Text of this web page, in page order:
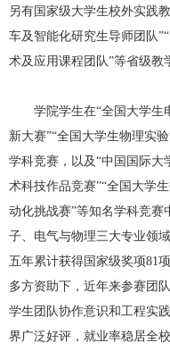
另有国家级大学生校外实践
车及智能化研究生导师团队
术及应用课程团队”等省级教
学院学生在“全国大学生
新大赛”“全国大学生物理实
学科竞赛，以及“中国国际大
术科技作品竞赛”“全国大学
动化挑战赛”等知名学科竞赛
子、电气与物理三大专业领
五年累计获得国家级奖项81
多方资助下，近年来参赛团
学生团队协作意识和工程实
界广泛好评，就业率稳居全